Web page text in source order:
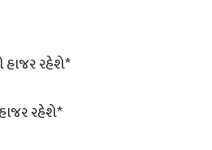
હાજર રહેશે*
રહેશે*